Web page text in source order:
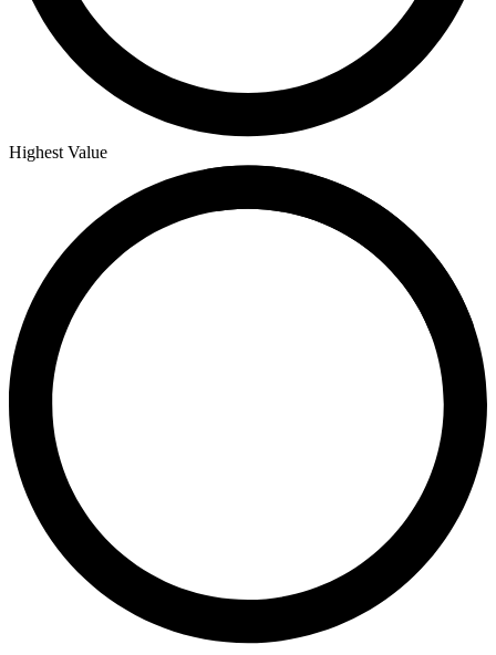
Highest Value